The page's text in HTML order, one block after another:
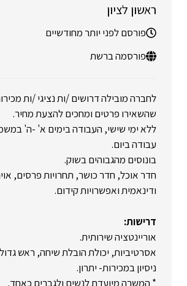
ראשון לציון
פורסם לפני יותר מחודשיים
פורסמה ברשת
לחברה מובילה דרושים /ות נציגי /ות
שהשאירו פרטים ומחכים להצעת מחיר.
עבודה ביום.
בונוסים מהגבוהים בשוק.
חדר אוכל, חדר כושר, תחרויות פרסים,
ודינאמית ואפשרויות קידום.
דרישות:
אוריינטציה שירותית.
אסרטיביות, יכולת הובלת שיחה, ראש
ניסיון במכירות- יתרון.
* המשרה מיועדת לנשים ולגברים כאחד.